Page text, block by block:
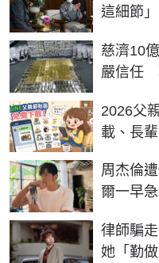
這細節
慈濟10
嚴信任
2026父
載、長
周杰倫
爾一早
律師騙
她「勤